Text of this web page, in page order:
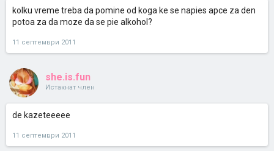
kolku vreme treba da pomine od koga ke se napies apce za den
potoa za da moze da se pie alkohol?
11 септември 2011
she.is.fun
Истакнат член
de kazeteeeee
11 септември 2011